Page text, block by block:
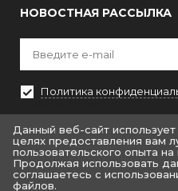
НОВОСТНАЯ РАССЫЛКА
Политика
Первая кампания
© «Крайт: Одежда.Fashion»
Данный веб-сайт
целях предоставления вам
пользовательского опыта
Продолжая использовать
соглашаетесь с
файлов.